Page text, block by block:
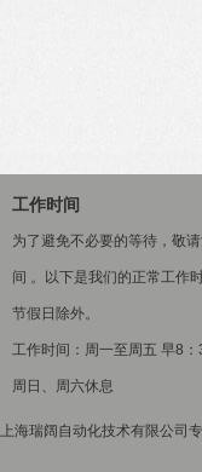
工作时间
为了避免不必要的等待，敬
间 。以下是我们的正常工作
节假日除外。
工作时间：周一至周五 早8
周日、周六休息
上海瑞阔自动化技术有限公司